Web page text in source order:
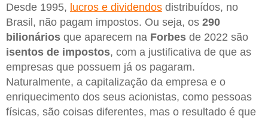
Desde 1995, lucros e dividendos distribuídos, no
Brasil, não pagam impostos. Ou seja, os 290
bilionários que aparecem na Forbes de 2022 são
isentos de impostos, com a justificativa de que as
empresas que possuem já os pagaram.
Naturalmente, a capitalização da empresa e o
enriquecimento dos seus acionistas, como pessoas
físicas, são coisas diferentes, mas o resultado é que